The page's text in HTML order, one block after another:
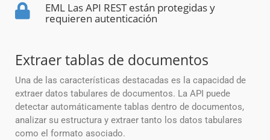
EML Las API REST están protegidas y
requieren autenticación
Extraer tablas de documentos
Una de las características destacadas es la capacidad de
extraer datos tabulares de documentos. La API puede
detectar automáticamente tablas dentro de documentos,
analizar su estructura y extraer tanto los datos tabulares
como el formato asociado.